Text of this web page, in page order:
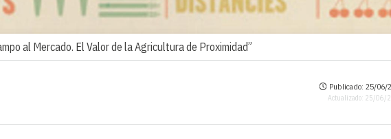
al Mercado. El Valor de la Agricultura de Proximidad”
Publicado: 25/06/
Actualizado: 25/06/